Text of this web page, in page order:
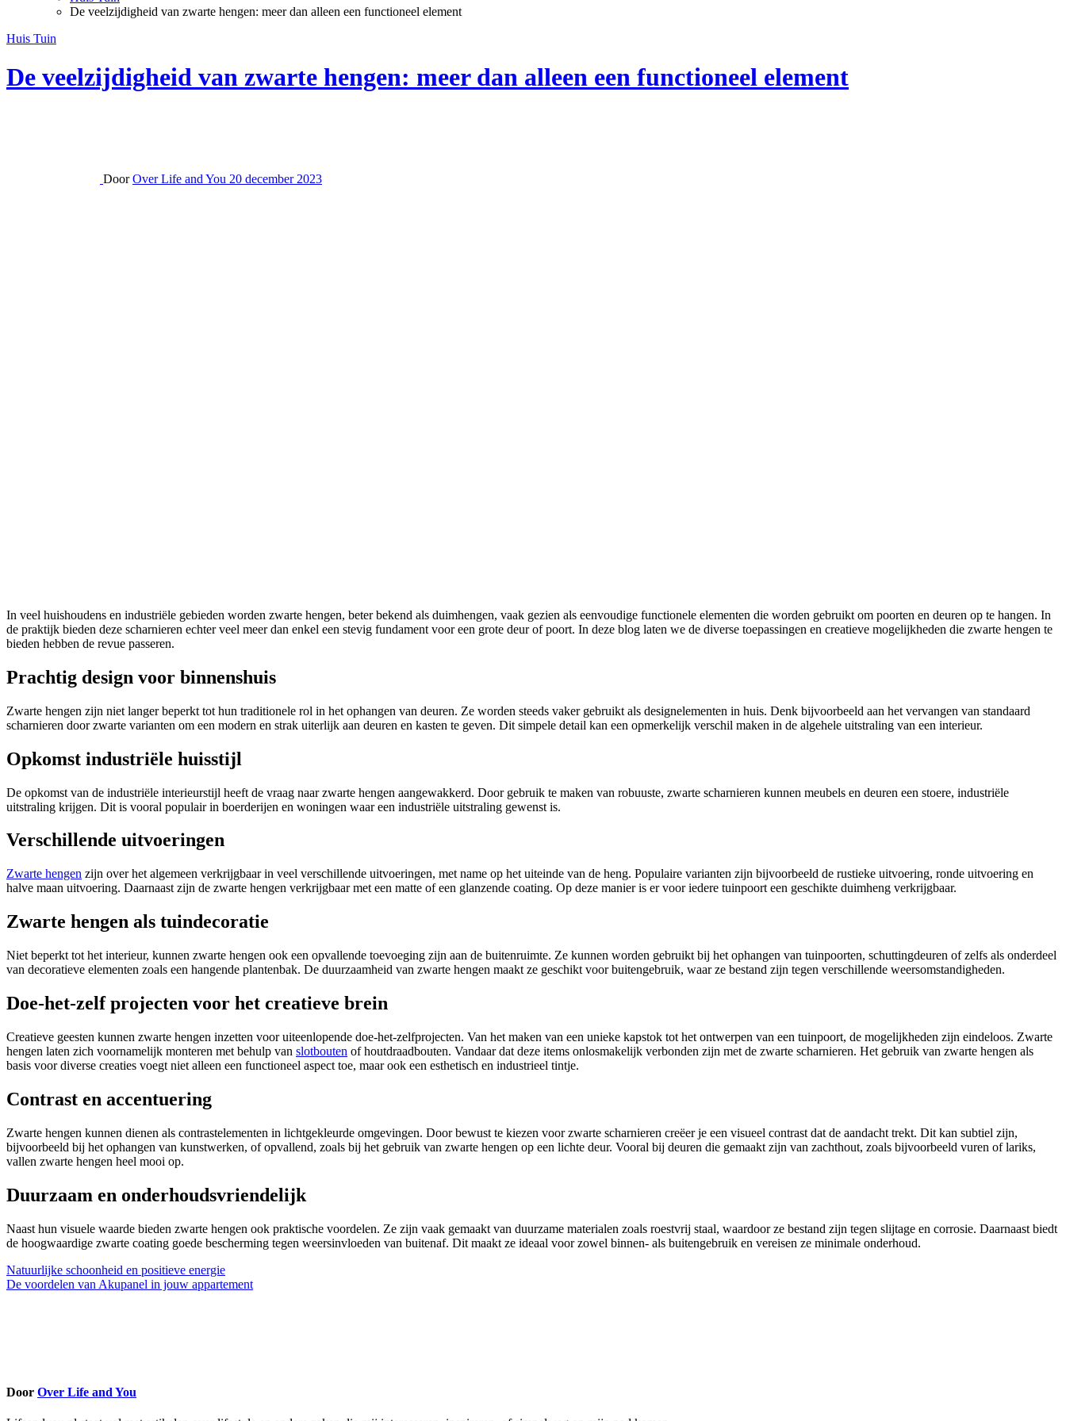
De veelzijdigheid van zwarte hengen: meer dan alleen een functioneel element
Huis Tuin
De veelzijdigheid van zwarte hengen: meer dan alleen een functioneel element
DoorOver Life and You 20 december 2023
In veel huishoudens en industriële gebieden worden zwarte hengen, beter bekend als duimhengen, vaak gezien als eenvoudige functionele elementen die worden gebruikt om poorten en deuren op te hangen. In
de praktijk bieden deze scharnieren echter veel meer dan enkel een stevig fundament voor een grote deur of poort. In deze blog laten we de diverse toepassingen en creatieve mogelijkheden die zwarte hengen te
bieden hebben de revue passeren.
Prachtig design voor binnenshuis
Zwarte hengen zijn niet langer beperkt tot hun traditionele rol in het ophangen van deuren. Ze worden steeds vaker gebruikt als designelementen in huis. Denk bijvoorbeeld aan het vervangen van standaard
scharnieren door zwarte varianten om een modern en strak uiterlijk aan deuren en kasten te geven. Dit simpele detail kan een opmerkelijk verschil maken in de algehele uitstraling van een interieur.
Opkomst industriële huisstijl
De opkomst van de industriële interieurstijl heeft de vraag naar zwarte hengen aangewakkerd. Door gebruik te maken van robuuste, zwarte scharnieren kunnen meubels en deuren een stoere, industriële
uitstraling krijgen. Dit is vooral populair in boerderijen en woningen waar een industriële uitstraling gewenst is.
Verschillende uitvoeringen
Zwarte hengen zijn over het algemeen verkrijgbaar in veel verschillende uitvoeringen, met name op het uiteinde van de heng. Populaire varianten zijn bijvoorbeeld de rustieke uitvoering, ronde uitvoering en
halve maan uitvoering. Daarnaast zijn de zwarte hengen verkrijgbaar met een matte of een glanzende coating. Op deze manier is er voor iedere tuinpoort een geschikte duimheng verkrijgbaar.
Zwarte hengen als tuindecoratie
Niet beperkt tot het interieur, kunnen zwarte hengen ook een opvallende toevoeging zijn aan de buitenruimte. Ze kunnen worden gebruikt bij het ophangen van tuinpoorten, schuttingdeuren of zelfs als onderdeel
van decoratieve elementen zoals een hangende plantenbak. De duurzaamheid van zwarte hengen maakt ze geschikt voor buitengebruik, waar ze bestand zijn tegen verschillende weersomstandigheden.
Doe-het-zelf projecten voor het creatieve brein
Creatieve geesten kunnen zwarte hengen inzetten voor uiteenlopende doe-het-zelfprojecten. Van het maken van een unieke kapstok tot het ontwerpen van een tuinpoort, de mogelijkheden zijn eindeloos. Zwarte
hengen laten zich voornamelijk monteren met behulp van slotbouten of houtdraadbouten. Vandaar dat deze items onlosmakelijk verbonden zijn met de zwarte scharnieren. Het gebruik van zwarte hengen als
basis voor diverse creaties voegt niet alleen een functioneel aspect toe, maar ook een esthetisch en industrieel tintje.
Contrast en accentuering
Zwarte hengen kunnen dienen als contrastelementen in lichtgekleurde omgevingen. Door bewust te kiezen voor zwarte scharnieren creëer je een visueel contrast dat de aandacht trekt. Dit kan subtiel zijn,
bijvoorbeeld bij het ophangen van kunstwerken, of opvallend, zoals bij het gebruik van zwarte hengen op een lichte deur. Vooral bij deuren die gemaakt zijn van zachthout, zoals bijvoorbeeld vuren of lariks,
vallen zwarte hengen heel mooi op.
Duurzaam en onderhoudsvriendelijk
Naast hun visuele waarde bieden zwarte hengen ook praktische voordelen. Ze zijn vaak gemaakt van duurzame materialen zoals roestvrij staal, waardoor ze bestand zijn tegen slijtage en corrosie. Daarnaast biedt
de hoogwaardige zwarte coating goede bescherming tegen weersinvloeden van buitenaf. Dit maakt ze ideaal voor zowel binnen- als buitengebruik en vereisen ze minimale onderhoud.
Bericht
navigatie
Natuurlijke schoonheid en positieve energie
De voordelen van Akupanel in jouw appartement
Door Over Life and You